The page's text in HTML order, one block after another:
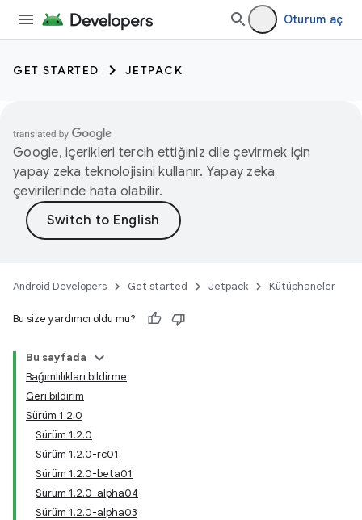
Oturum aç
GET STARTED JETPACK
Google, içerikleri tercih ettiğiniz dile çevirmek için
yapay zeka teknolojisini kullanır. Yapay zeka
çevirilerinde hata olabilir.
Android Developers Get started Jetpack Kütüphaneler
Bu size yardımcı oldu mu?
Bu sayfada
Bağımlılıkları bildirme
Geri bildirim
Sürüm 1.2.0
Sürüm 1.2.0
Sürüm 1.2.0-rc01
Sürüm 1.2.0-beta01
Sürüm 1.2.0-alpha04
Sürüm 1.2.0-alpha03